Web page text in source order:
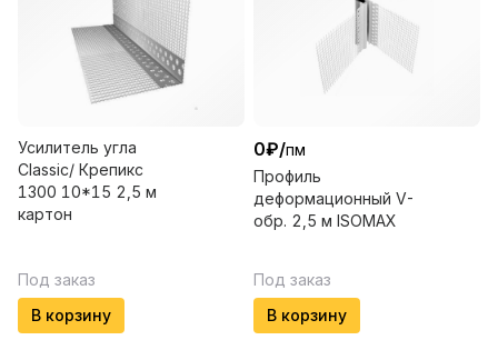
Усилитель угла
Classic/ Крепикс
1300 10*15 2,5 м
картон
Под заказ
В корзину
0₽/пм
Профиль
деформационный V-
обр. 2,5 м ISOMAX
Под заказ
В корзину